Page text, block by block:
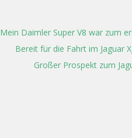
Mein Daimler Super V8 war zum
Bereit für die Fahrt im Jaguar
Großer Prospekt zum